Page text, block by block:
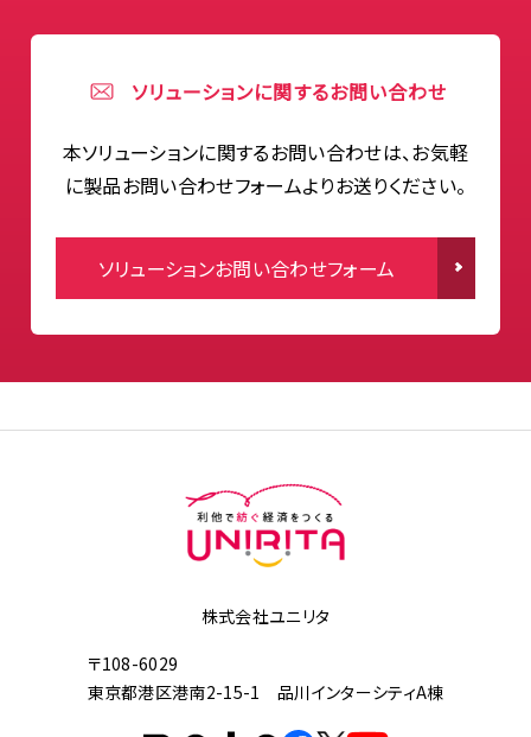
ソリューションに関するお問い合わせ
本ソリューションに関するお問い合わせは、お気軽
に製品お問い合わせフォームよりお送りください。
ソリューションお問い合わせフォーム
株式会社ユニリタ
〒108-6029
東京都港区港南2-15-1 品川インターシティA棟